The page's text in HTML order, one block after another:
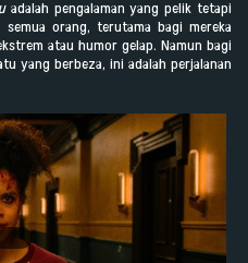
adalah pengalaman yang pelik tetapi
orang, terutama bagi mereka
atau humor gelap. Namun bagi
yang berbeza, ini adalah perjalanan